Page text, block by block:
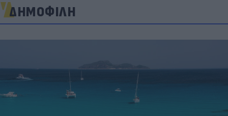
ΔΗΜΟΦΙΛΗ